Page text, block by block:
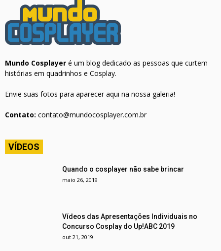
Mundo Cosplayer é um blog dedicado as pessoas que curtem
histórias em quadrinhos e Cosplay.
Envie suas fotos para aparecer aqui na nossa galeria!
Contato: contato@mundocosplayer.com.br
VÍDEOS
Quando o cosplayer não sabe brincar
maio 26, 2019
Vídeos das Apresentações Individuais no
Concurso Cosplay do Up!ABC 2019
out 21, 2019